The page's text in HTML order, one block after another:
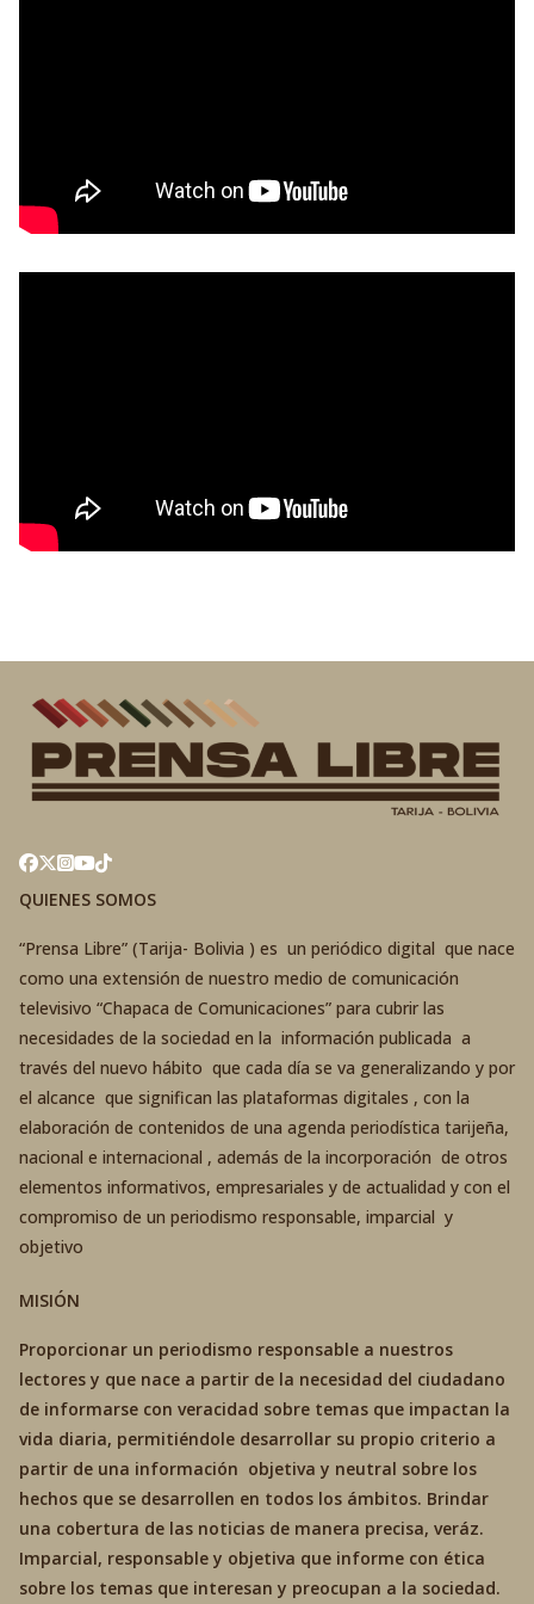
QUIENES SOMOS
“Prensa Libre” (Tarija- Bolivia ) es un periódico digital que nace
como una extensión de nuestro medio de comunicación
televisivo “Chapaca de Comunicaciones” para cubrir las
necesidades de la sociedad en la información publicada a
través del nuevo hábito que cada día se va generalizando y por
el alcance que significan las plataformas digitales , con la
elaboración de contenidos de una agenda periodística tarijeña,
nacional e internacional , además de la incorporación de otros
elementos informativos, empresariales y de actualidad y con el
compromiso de un periodismo responsable, imparcial y
objetivo
MISIÓN
Proporcionar un periodismo responsable a nuestros
lectores y que nace a partir de la necesidad del ciudadano
de informarse con veracidad sobre temas que impactan la
vida diaria, permitiéndole desarrollar su propio criterio a
partir de una información objetiva y neutral sobre los
hechos que se desarrollen en todos los ámbitos. Brindar
una cobertura de las noticias de manera precisa, veráz.
Imparcial, responsable y objetiva que informe con ética
sobre los temas que interesan y preocupan a la sociedad.